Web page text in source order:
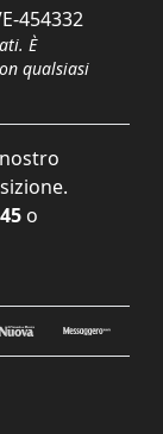
454332
È
qualsiasi
o